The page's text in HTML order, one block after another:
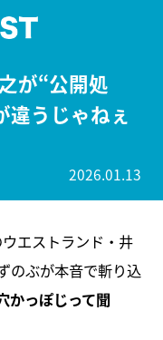
が“公開処
違うじゃねぇ
2026.01.13
エストランド・井
のぶが本音で斬り込
かっぽじって聞